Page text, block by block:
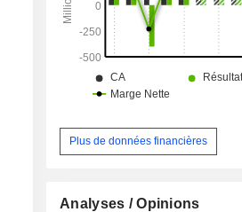
Plus de données financières
Analyses / Opinions